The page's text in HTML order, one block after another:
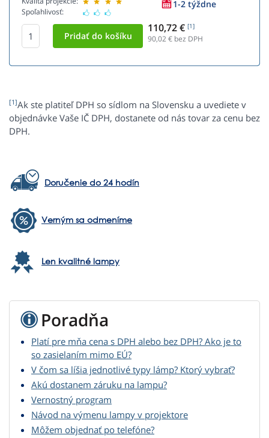
Spoľahlivosť:
1-2 týždne
110,72 € [1]
90,02€ bez DPH
[1]Ak ste platiteľ DPH so sídlom na Slovensku a uvediete v
objednávke Vaše IČ DPH, dostanete od nás tovar za cenu bez
DPH.
Doručenie do 24 hodín
Verným sa odmeníme
Len kvalitné lampy
Poradňa
Platí pre mňa cena s DPH alebo bez DPH? Ako je to
so zasielaním mimo EÚ?
V čom sa líšia jednotlivé typy lámp? Ktorý vybrať?
Akú dostanem záruku na lampu?
Vernostný program
Návod na výmenu lampy v projektore
Môžem objednať po telefóne?